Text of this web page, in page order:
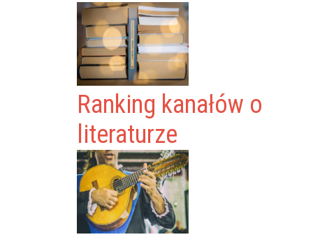
Ranking kanałów o
literaturze